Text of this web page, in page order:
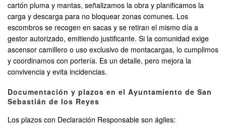
cartón pluma y mantas, señalizamos la obra y planificamos la
carga y descarga para no bloquear zonas comunes. Los
escombros se recogen en sacas y se retiran el mismo día a
gestor autorizado, emitiendo justificante. Si la comunidad exige
ascensor camillero o uso exclusivo de montacargas, lo cumplimos
y coordinamos con portería. Es un detalle, pero mejora la
convivencia y evita incidencias.
Documentación y plazos en el Ayuntamiento de San
Sebastián de los Reyes
Los plazos con Declaración Responsable son ágiles: